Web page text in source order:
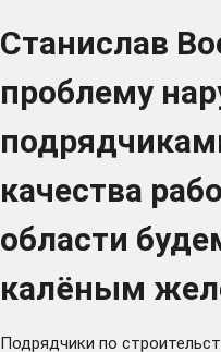
Станислав
проблему
качества
области
калёным
Подрядчики по